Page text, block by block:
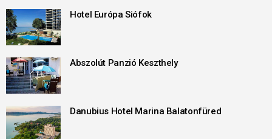
Hotel Európa Siófok
Abszolút Panzió Keszthely
Danubius Hotel Marina Balatonfüred